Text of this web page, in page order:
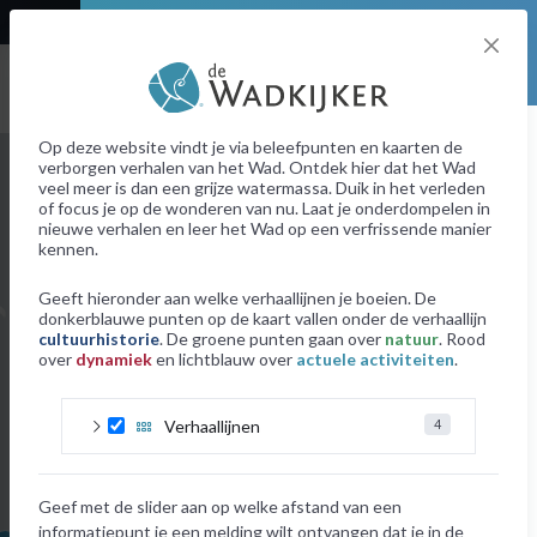
+
–
info over verhaallijn
info over informatie- en
info over kaarten
Op deze website vindt je via beleefpunten en kaarten de
verborgen verhalen van het Wad. Ontdek hier dat het Wad
veel meer is dan een grijze watermassa. Duik in het verleden
of focus je op de wonderen van nu. Laat je onderdompelen in
nieuwe verhalen en leer het Wad op een verfrissende manier
kennen.
Geeft hieronder aan welke verhaallijnen je boeien. De
donkerblauwe punten op de kaart vallen onder de verhaallijn
cultuurhistorie. De groene punten gaan over natuur. Rood
over dynamieken lichtblauw over actuele activiteiten.
Verhaallijnen 4
Geef met de slider aan op welke afstand van een
informatiepunt je een melding wilt ontvangen dat je in de
beleefpunten
Om de onzichtbare verhalen van de Waddenzee
zichtbaar te maken staat de Wadkijker vol met
informatiepunten. Deze informatiepunten nemen je
mee naar verschillende plekken in het Waddengebied
en verdiep je in de wonderen van het Wad.